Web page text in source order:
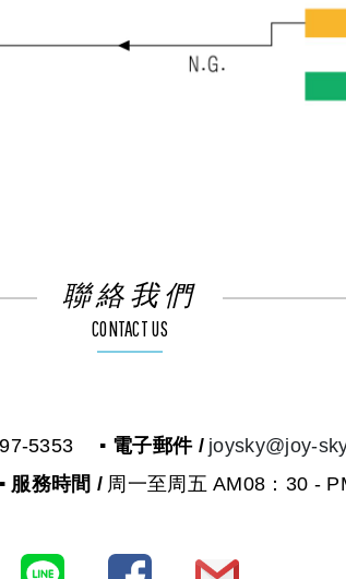
聯絡我們
CONTACT US
5353 ▪ 電子郵件 / joysky@joy-
▪ 服務時間 / 周一至周五 AM08：30 -